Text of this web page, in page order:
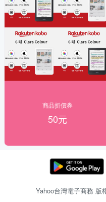
商品折價券
50元
Yahoo台灣電子商務